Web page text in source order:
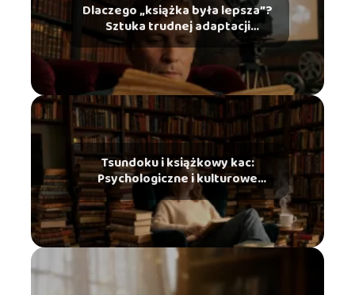
Dlaczego „książka była lepsza”?
Sztuka trudnej adaptacji
literackiej na ekran
Tsundoku i książkowy kac:
Psychologiczne i kulturowe
zjawiska ze świata czytelników